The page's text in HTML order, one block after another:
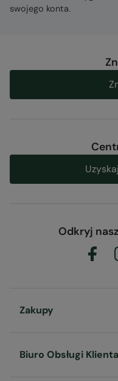
swojego konta.
Odkryj
Zakupy
Biuro Obsługi Klienta